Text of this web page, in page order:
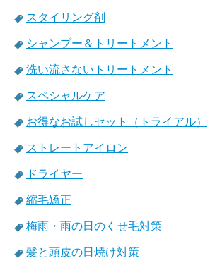
スタイリング剤
シャンプー＆トリートメント
洗い流さないトリートメント
スペシャルケア
お得なお試しセット（トライアル）
ストレートアイロン
ドライヤー
縮毛矯正
梅雨・雨の日のくせ毛対策
髪と頭皮の日焼け対策